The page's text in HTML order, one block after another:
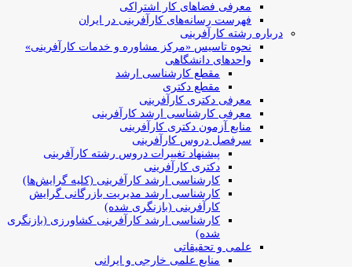
معرفی فضاهای کار اشتراکی
فهرست رسانه‌های کارآفرینی در ایران
درباره رشته کارآفرینی
نحوه تاسیس «مرکز مشاوره و خدمات کارآفرینی»
واحدهای دانشگاهی
مقطع کارشناسی ارشد
مقطع دکتری
معرفی دکتری کارآفرینی
معرفی کارشناسی ارشد کارآفرینی
منابع آزمون دکتری کارآفرینی
سرفصل دروس کارآفرینی
پیشنهاد تغییرات دروس رشته کارآفرینی
دکتری کارآفرینی
کارشناسی ارشد کارآفرینی (کلیه گرایش‌ها)
کارشناسی ارشد مدیریت بازرگانی گرایش
کارآفرینی (بازنگری شده)
کارشناسی ارشد کارآفرینی کشاورزی (بازنگری
شده)
علمی و تحقیقاتی
منابع علمی خارجی و ایرانی